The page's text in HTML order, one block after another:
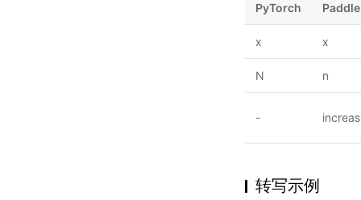
PyTorch
x x
N n
-
转写示例